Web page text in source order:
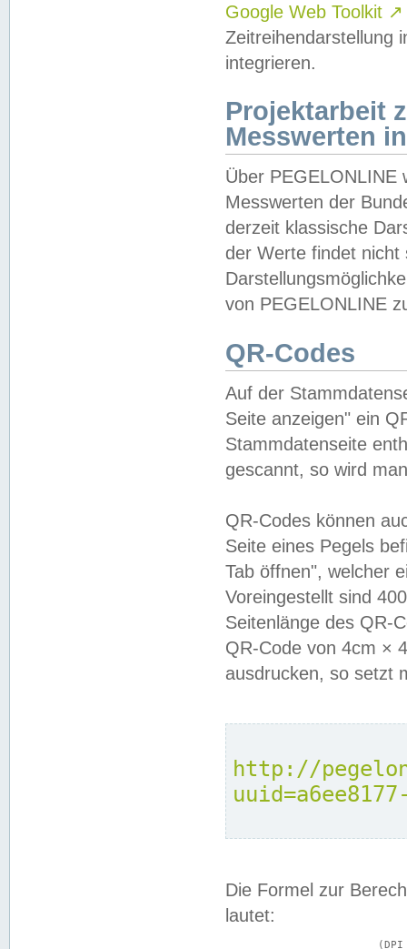
Google Web Toolkit ↗
Zeitreihendarstellung
integrieren.
Projektarbeit
Messwerten
Über PEGELONLINE
Messwerten der
derzeit klassische
der Werte findet
von PEGELONLINE
QR-Codes
Auf der
Seite anzeigen" ein
Stammdatenseite
gescannt, so wird
QR-Codes können
Seite eines Pegels
Tab öffnen", welcher
Voreingestellt sind
Seitenlänge des QR-
QR-Code von 4cm ×
ausdrucken, so setzt
http://
Die Formel zur
lautet: